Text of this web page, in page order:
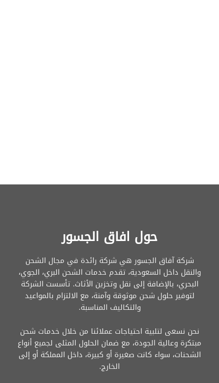
حول افاق الجسور
شركة آفاق الجسور هي شركة رائدة في مجال الشحن
والنقل داخل السعودية، تقدم خدمات الشحن البري، الجوي،
البحري، بالإضافة إلى نقل وتخزين الأثاث. تأسست الشركة
لتوفير حلول شحن موثوقة وآمنة، مع الالتزام بالمواعيد
والتكاليف المناسبة.
نحن نسعى لتلبية احتياجات عملائنا من خلال خدمات شحن
مبتكرة وعالية الجودة، مع ضمان الحلول المثلى لجميع أنواع
الشحنات، سواء كانت صغيرة أو كبيرة، داخل المملكة أو إلى
الخارج.